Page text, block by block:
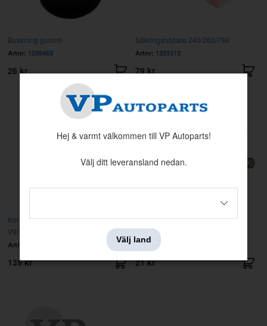
Bussning gummi
Artnr: 1235463
26 kr
Säkringshållare 240/260/780
Artnr: 1323312
79 kr
Konsol Batteri Volvo 700, 900, S90
V90 (-1998
Artnr:
139 kr
Gummiklamma 740/940/850 mfl
Artnr: 973226
21 kr
Hej & varmt välkommen till VP Autoparts!
Välj ditt leveransland nedan.
Välj land